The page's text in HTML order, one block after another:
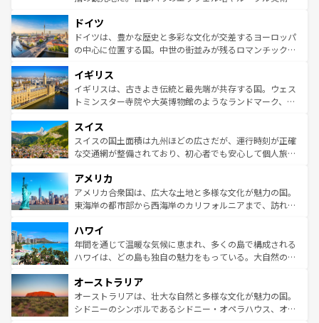
せる。地方によって風土や気候が異なるスペインはその個
性で訪れる人を魅了する。 なお、新着のスペイン情報は コ
ンテンツ一覧を参照してほしい。
で、幅広い魅力が詰まっている。華麗な宮殿、歴史的な大
聖堂、美しいビーチ、そして豊かな自然が、訪れる者を心
から魅了する。また、フランスは美食の国としても知ら
いる。シャンパンの発祥地であるランス、プロヴァンスの
香り高いラベンダー畑など、多彩な楽しみ方が可能だ。さ
らに、パリ以外の地域にも魅力が溢れており、どの街角に
れる地方に足を運ぶとそれぞれで全く異なる文化を体験で
きるだろう。 なお、新着のフランス情報はコンテンツ一覧
を参照してほしい。
ドイツ
ドイツは、豊かな歴史と多彩な文化が交差するヨーロッパ
の中心に位置する国。中世の街並みが残るロマンチック街
顔を持つこの国は、どこを歩いても飽きることがない。ベ
ルリンの文化的活気、バイエルン州のアルプスの絶景、そ
してライン川沿いのワイン畑といった風景は必見。ビール
は、お酒好きな人にはぜひ体験してほしい。 なお、新着の
ドイツ情報はコンテンツ一覧を参照してほしい。
イギリス
イギリスは、古きよき伝統と最先端が共存する国。ウェス
トミンスター寺院や大英博物館のようなランドマーク、歴
リアごとに異なる魅力がある。また、優雅なアフタヌーン
ティー、ビール好きにはたまらない英国パブ、サッカー観
戦など、本場だからこそできる体験も豊富。イギリスを旅
ンツ一覧を参照してほしい。
スイス
スイスの国土面積は九州ほどの広さだが、運行時刻が正確
な交通網が整備されており、初心者でも安心して個人旅行
の建物がそのまま残る町や、スイスならではのユニークな
博物館もあり、アルプス観光だけでなく町歩きも満喫する
ことができる。国民の所得が高いため物価も高いが、旅行
ば市内交通費無料で観光を楽しむこともできる。 なお、新
着のスイス情報はコンテンツ一覧 を参照してほしい。
アメリカ
アメリカ合衆国は、広大な土地と多様な文化が魅力の国。
東海岸の都市部から西海岸のカリフォルニアまで、訪れる
のような巨大都市は、観光、ショッピング、エンターテイ
ンメントが詰まった刺激的なスポットだ。一方、アメリカ
西部には大自然が広がり、グランドキャニオンやイエロー
部のニューオーリンズでは、音楽と美食が融合した独特の
文化が魅力。旅行者はアメリカの各地域で異なる魅力を楽
しみながら、その多様性と豊かな歴史を感じることができ
ハワイ
年間を通じて温暖な気候に恵まれ、多くの島で構成される
ハワイは、どの島も独自の魅力をもっている。大自然の神
ワイ島は見逃せない。また、定番の観光地といえばオアフ
島だが、静かな自然を求めるならマウイ島やカウアイ島が
おすすめ。エメラルドグリーンに輝く海をはじめ、豊かな
オーストラリア
オーストラリアは、壮大な自然と多様な文化が魅力の国。
シドニーのシンボルであるシドニー・オペラハウス、オー